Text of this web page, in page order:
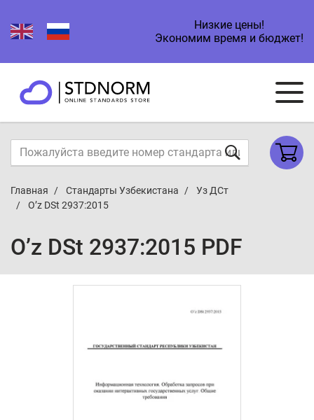
Низкие цены!
Экономим время и бюджет!
Главная Стандарты Узбекистана
Уз ДСт
O’z DSt 2937:2015
O’z DSt 2937:2015 PDF